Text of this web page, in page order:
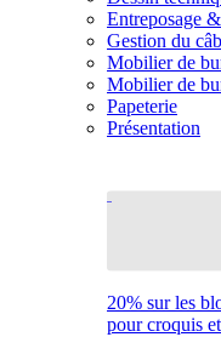
Entreposage
Gestion du
Mobilier de
Mobilier de
Papeterie
Présentation
20% sur les
pour croquis